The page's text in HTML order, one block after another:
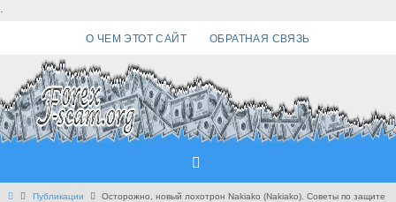
.
О ЧЕМ ЭТОТ САЙТ ОБРАТНАЯ СВЯЗЬ
Главная
Публикации
Осторожно, новый лохотрон Nakiako (Nakiako). Советы по защите